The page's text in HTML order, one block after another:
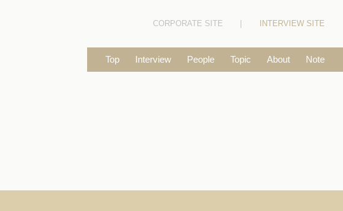
CORPORATE SITE INTERVIEW SITE
Top Interview People Topic About Note